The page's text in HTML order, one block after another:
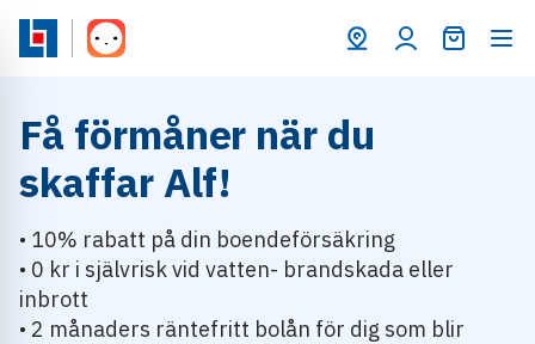
Få förmåner när du
skaffar Alf!
• 10% rabatt på din boendeförsäkring
• 0 kr i självrisk vid vatten- brandskada eller
inbrott
• 2 månaders räntefritt bolån för dig som blir